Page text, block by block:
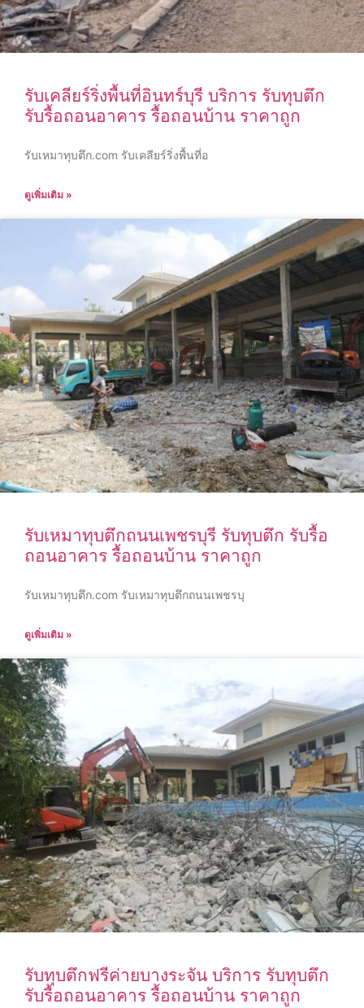
รับเคลียร์ริ่งพื้นที่อินทร์บุรี บริการ รับทุบตึก
รับรื้อถอนอาคาร รื้อถอนบ้าน ราคาถูก
รับเหมาทุบตึก.com รับเคลียร์ริ่งพื้นที่อ
ดูเพิ่มเติม »
รับเหมาทุบตึกถนนเพชรบุรี รับทุบตึก รับรื้อ
ถอนอาคาร รื้อถอนบ้าน ราคาถูก
รับเหมาทุบตึก.com รับเหมาทุบตึกถนนเพชรบุ
ดูเพิ่มเติม »
รับทุบตึกฟรีค่ายบางระจัน บริการ รับทุบตึก
รับรื้อถอนอาคาร รื้อถอนบ้าน ราคาถูก